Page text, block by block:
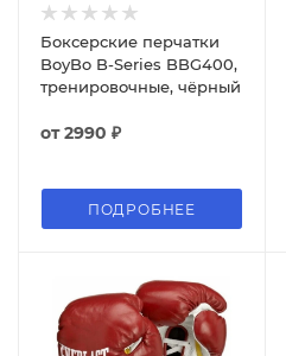
Боксерские перчатки
BoyBo B-Series BBG400,
тренировочные, чёрный
от2990 ₽
ПОДРОБНЕЕ